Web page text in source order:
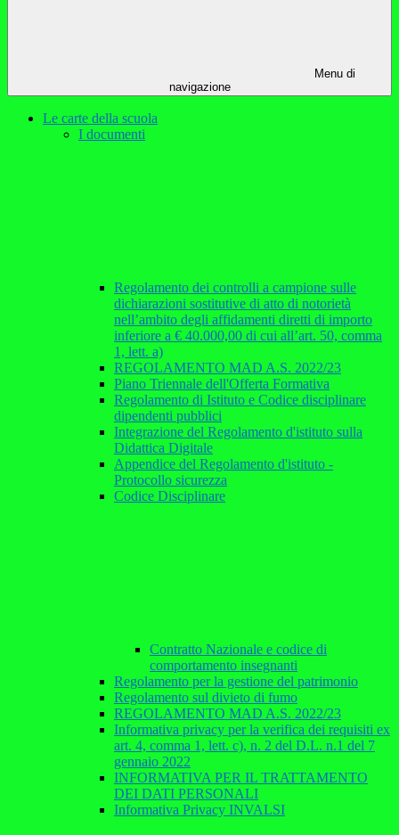
Menu di
navigazione
Le carte della scuola
I documenti
Regolamento dei controlli a campione sulle
dichiarazioni sostitutive di atto di notorietà
nell’ambito degli affidamenti diretti di importo
inferiore a € 40.000,00 di cui all’art. 50, comma
1, lett. a)
REGOLAMENTO MAD A.S. 2022/23
Piano Triennale dell'Offerta Formativa
Regolamento di Istituto e Codice disciplinare
dipendenti pubblici
Integrazione del Regolamento d'istituto sulla
Didattica Digitale
Appendice del Regolamento d'istituto -
Protocollo sicurezza
Codice Disciplinare
Contratto Nazionale e codice di
comportamento insegnanti
Regolamento per la gestione del patrimonio
Regolamento sul divieto di fumo
REGOLAMENTO MAD A.S. 2022/23
Informativa privacy per la verifica dei requisiti ex
art. 4, comma 1, lett. c), n. 2 del D.L. n.1 del 7
gennaio 2022
INFORMATIVA PER IL TRATTAMENTO
DEI DATI PERSONALI
Informativa Privacy INVALSI